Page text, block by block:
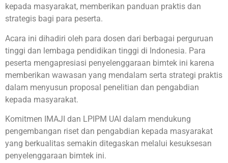
kepada masyarakat, memberikan panduan praktis dan
strategis bagi para peserta.
Acara ini dihadiri oleh para dosen dari berbagai perguruan
tinggi dan lembaga pendidikan tinggi di Indonesia. Para
peserta mengapresiasi penyelenggaraan bimtek ini karena
memberikan wawasan yang mendalam serta strategi praktis
dalam menyusun proposal penelitian dan pengabdian
kepada masyarakat.
Komitmen IMAJI dan LPIPM UAI dalam mendukung
pengembangan riset dan pengabdian kepada masyarakat
yang berkualitas semakin ditegaskan melalui kesuksesan
penyelenggaraan bimtek ini.